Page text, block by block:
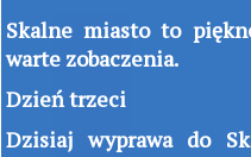
Skalne miasto to
warte zobaczenia.
Dzień trzeci
Dzisiaj wyprawa do